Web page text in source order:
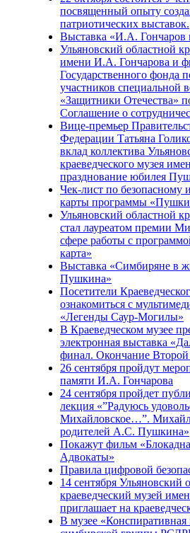
посвященный опыту
патриотических выставок.
Выставка «И.А. Гончаров
Ульяновский областной
имени И.А. Гончарова и
Государственного фонда
участников специальной
«Защитники Отечества»
Соглашение о
Вице-премьер
Федерации Татьяна
вклад коллектива
краеведческого музея
празднование юбилея
Чек-лист по безопасному
карты программы
Ульяновский областной
стал лауреатом премии
сфере работы с
карта»
Выставка «Симбиряне в
Пушкина»
Посетители
ознакомиться с
«Легенды Саур-Могилы»
В Краеведческом музее
электронная выставка
финал. Окончание
26 сентября пройдут
памяти И.А. Гончарова
24 сентября пройдет
лекция «”Радуюсь
Михайловское…”.
родителей А.С. Пушкина»
Покажут фильм
Адвокаты»
Правила цифровой
14 сентября Ульяновский
краеведческий музей
приглашает на
В музее «Конспиративная